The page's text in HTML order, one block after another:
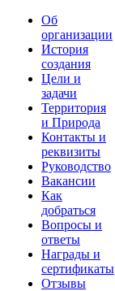
Об
организации
История
создания
Цели и
задачи
Территория
и Природа
Контакты и
реквизиты
Руководство
Вакансии
Как
добраться
Вопросы и
ответы
Награды и
сертификаты
Отзывы